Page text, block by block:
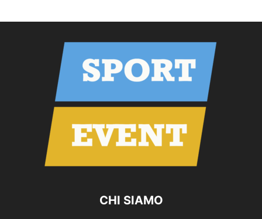
CHI SIAMO